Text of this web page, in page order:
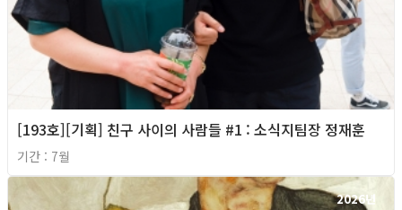
[193호][기획] 친구 사이의 사람들 #1 : 소식지팀장 정재훈
기간 : 7월
2026년